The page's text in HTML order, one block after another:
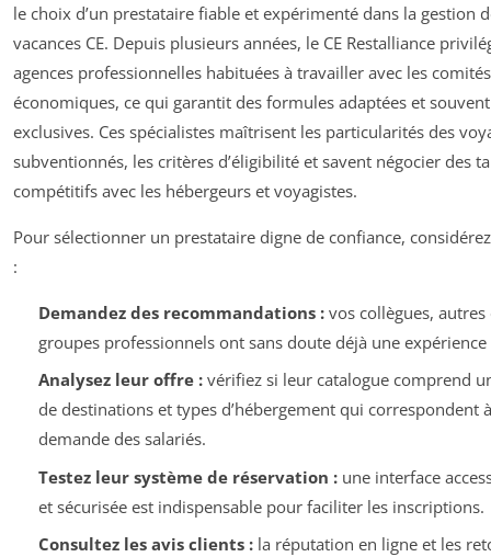
le choix d’un prestataire fiable et expérimenté dans la gestion
vacances CE. Depuis plusieurs années, le CE Restalliance
agences professionnelles habituées à travailler avec les
économiques, ce qui garantit des formules adaptées et souvent
exclusives. Ces spécialistes maîtrisent les particularités des
subventionnés, les critères d’éligibilité et savent négocier des
compétitifs avec les hébergeurs et voyagistes.
Pour sélectionner un prestataire digne de confiance,
:
Demandez des recommandations :vos collègues, autres
groupes professionnels ont sans doute déjà une expérience
Analysez leur offre :vérifiez si leur catalogue comprend
de destinations et types d’hébergement qui correspondent
demande des salariés.
Testez leur système de réservation :une interface
et sécurisée est indispensable pour faciliter les inscriptions.
Consultez les avis clients :la réputation en ligne et les